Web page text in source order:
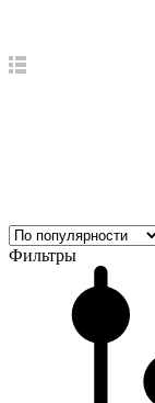
Фильтры